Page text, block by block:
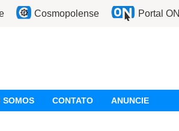
Cosmopolense Portal ON
SOMOS CONTATO ANUNCIE